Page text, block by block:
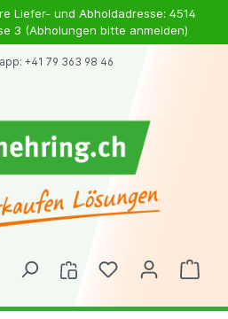
Liefer- und Abholdadresse: 4514
3 (Abholungen bitte anmelden)
+41 79 363 98 46